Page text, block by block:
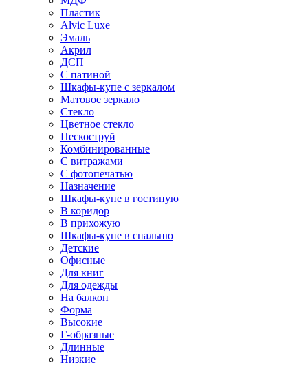
Пластик
Alvic Luxe
Эмаль
Акрил
ДСП
С патиной
Шкафы-купе с зеркалом
Матовое зеркало
Стекло
Цветное стекло
Пескоструй
Комбинированные
С витражами
С фотопечатью
Назначение
Шкафы-купе в гостиную
В коридор
В прихожую
Шкафы-купе в спальню
Детские
Офисные
Для книг
Для одежды
На балкон
Форма
Высокие
Г-образные
Длинные
Низкие